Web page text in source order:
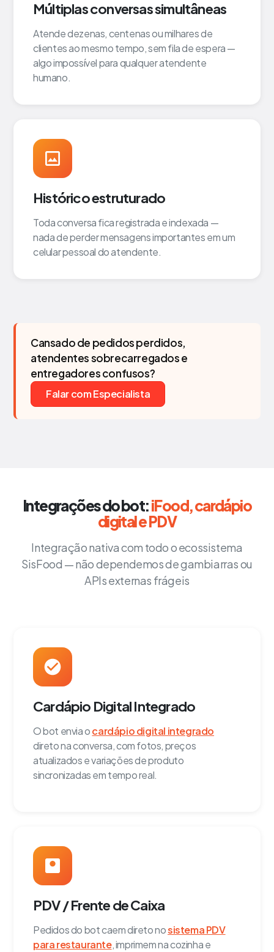
Múltiplas conversas simultâneas
Atende dezenas, centenas ou milhares de
clientes ao mesmo tempo, sem fila de espera —
algo impossível para qualquer atendente
humano.
Histórico estruturado
Toda conversa fica registrada e indexada —
nada de perder mensagens importantes em um
celular pessoal do atendente.
Cansado de pedidos perdidos,
atendentes sobrecarregados e
entregadores confusos?
Falar com Especialista
Integrações do bot:iFood, cardápio
digital e PDV
Integração nativa com todo o ecossistema
SisFood — não dependemos de gambiarras ou
APIs externas frágeis
Cardápio Digital Integrado
O bot envia ocardápio digital integrado
direto na conversa, com fotos, preços
atualizados e variações de produto
sincronizadas em tempo real.
PDV / Frente de Caixa
Pedidos do bot caem direto nosistema PDV
para restaurante, imprimem na cozinha e